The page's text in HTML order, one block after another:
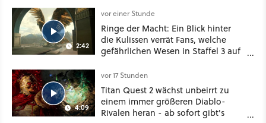
2:42
vor einer Stunde
Ringe der Macht: Ein Blick hinter
die Kulissen verrät Fans, welche
gefährlichen Wesen in Staffel 3 auf
4:09
vor 17 Stunden
Titan Quest 2 wächst unbeirrt zu
einem immer größeren Diablo-
Rivalen heran - ab sofort gibt's